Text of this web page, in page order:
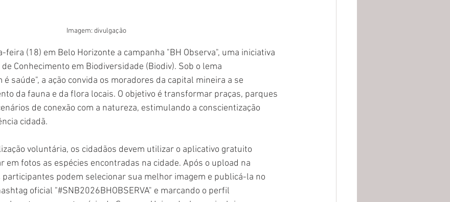
Imagem: divulgação
feira (18) em Belo Horizonte a campanha "BH Observa", uma iniciativa
Conhecimento em Biodiversidade (Biodiv). Sob o lema
saúde", a ação convida os moradores da capital mineira a se
da fauna e da flora locais. O objetivo é transformar praças, parques
de conexão com a natureza, estimulando a conscientização
cidadã.
voluntária, os cidadãos devem utilizar o aplicativo gratuito
fotos as espécies encontradas na cidade. Após o upload na
podem selecionar sua melhor imagem e publicá-la no
oficial "#SNB2026BHOBSERVA" e marcando o perfil